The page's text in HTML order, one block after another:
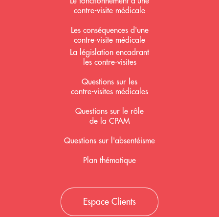
contre-visite médicale
Les conséquences d'une
contre-visite médicale
La législation encadrant
les contre-visites
Questions sur les
contre-visites médicales
Questions sur le rôle
de la CPAM
Questions sur l'absentéisme
Plan thématique
Espace Clients